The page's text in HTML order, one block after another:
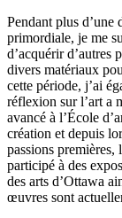
Pendant plus d’une
primordiale, je me
d’acquérir d’autres
divers matériaux
cette période, j’ai
réflexion sur l’art a
avancé à l’École
création et depuis
passions premières,
participé à des
des arts d’Ottawa
œuvres sont